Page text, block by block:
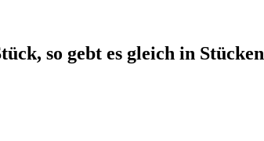
so gebt es gleich in Stücken